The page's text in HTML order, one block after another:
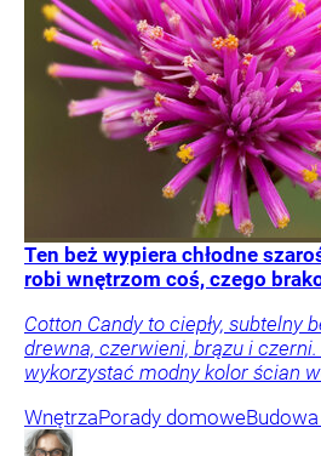
Ten beż wypiera chłodne
robi wnętrzom coś, czego
Cotton Candy to ciepły, subtelny
drewna, czerwieni, brązu i
wykorzystać modny kolor ścian
WnętrzaPorady domowe